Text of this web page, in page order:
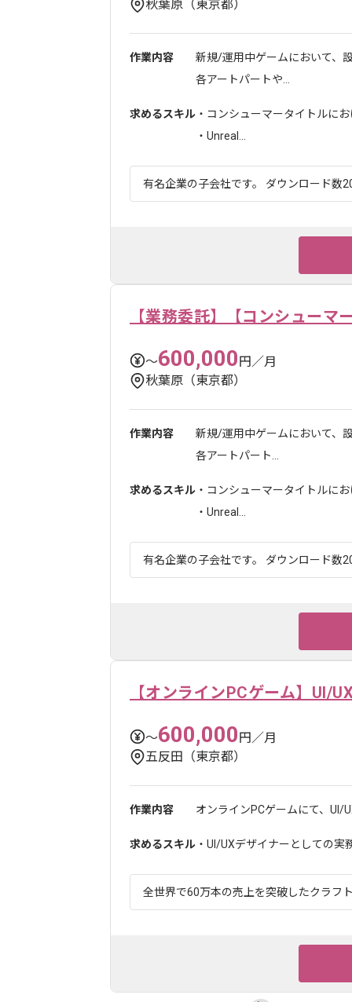
秋葉原（東京都）
作業内容
新規/運用中ゲームにおいて、
各アートパートや...
求めるスキル ・コンシューマータイトルに
・Unreal...
有名企業の子会社です。 ダウンロード数
【業務委託】【コンシューマ
〜600,000円／月
秋葉原（東京都）
作業内容
新規/運用中ゲームにおいて、
各アートパート...
求めるスキル ・コンシューマータイトルに
・Unreal...
有名企業の子会社です。 ダウンロード数
【オンラインPCゲーム】UI/
〜600,000円／月
五反田（東京都）
作業内容 オンラインPCゲームにて、UI/
求めるスキル ・UI/UXデザイナーとしての実
全世界で60万本の売上を突破したクラフ